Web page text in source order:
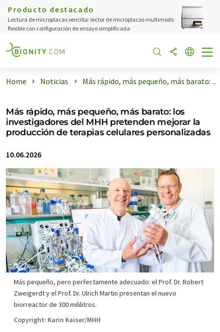
Producto destacado
Lectura de microplacas sencilla: lector de microplacas multimodo
flexible con configuración de ensayo simplificada
Home Noticias Más rápido, más pequeño, más barato: ...
Más rápido, más pequeño, más barato: los
investigadores del MHH pretenden mejorar la
producción de terapias celulares personalizadas
10.06.2026
Más pequeño, pero perfectamente adecuado: el Prof. Dr. Robert
Zweigerdt y el Prof. Dr. Ulrich Martin presentan el nuevo
biorreactor de 300 mililitros.
Copyright: Karin Kaiser/MHH